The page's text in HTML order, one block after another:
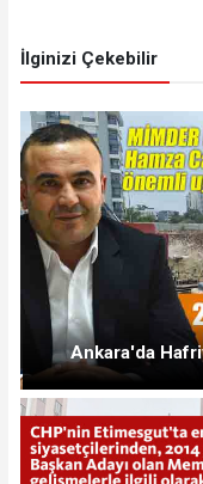
İlginizi Çekebilir
Ankara'da